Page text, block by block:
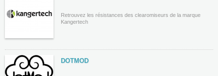
Retrouvez les résistances des clearomiseurs de la marque
Kangertech
DOTMOD